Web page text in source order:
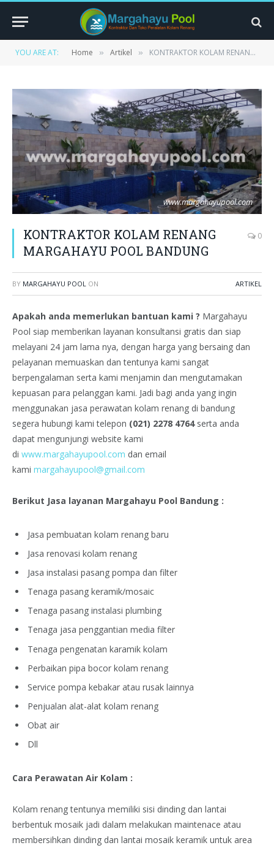
YOU ARE AT: Home » Artikel » KONTRAKTOR KOLAM RENANG MARGAHAYU POOL BANDUNG
www.margahayupool.com
KONTRAKTOR KOLAM RENANG
MARGAHAYU POOL BANDUNG
0
BY MARGAHAYU POOL ON ARTIKEL
Apakah anda memerlukan bantuan kami ? Margahayu
Pool siap memberikan layanan konsultansi gratis dan siap
melayani 24 jam lama nya, dengan harga yang bersaing dan
pelayanan memuaskan dan tentunya kami sangat
berpengalaman serta kami menjamin dan mengutamakan
kepuasan para pelanggan kami. Jadi bagi anda yang ingin
menggunakan jasa perawatan kolam renang di bandung
segera hubungi kami telepon (021) 2278 4764serta anda
dapat mengunjungi website kami
di www.margahayupool.com dan email
kami margahayupool@gmail.com
Berikut Jasa layanan Margahayu Pool Bandung :
Jasa pembuatan kolam renang baru
Jasa renovasi kolam renang
Jasa instalasi pasang pompa dan filter
Tenaga pasang keramik/mosaic
Tenaga pasang instalasi plumbing
Tenaga jasa penggantian media filter
Tenaga pengenatan karamik kolam
Perbaikan pipa bocor kolam renang
Service pompa kebakar atau rusak lainnya
Penjualan alat-alat kolam renang
Obat air
Dll
Cara Perawatan Air Kolam :
Kolam renang tentunya memiliki sisi dinding dan lantai
berbentuk mosaik jadi dalam melakukan maintenace atau
membersihkan dinding dan lantai mosaik keramik untuk area